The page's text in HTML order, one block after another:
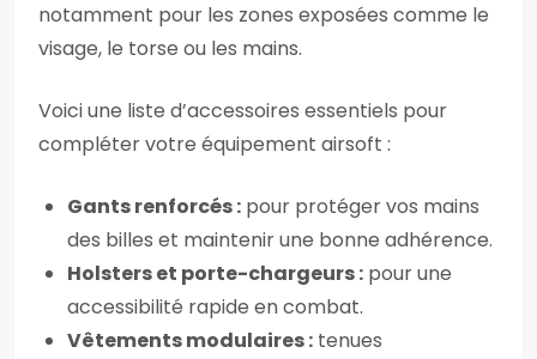
notamment pour les zones exposées comme le
visage, le torse ou les mains.
Voici une liste d’accessoires essentiels pour
compléter votre équipement airsoft :
Gants renforcés : pour protéger vos mains
des billes et maintenir une bonne adhérence.
Holsters et porte-chargeurs : pour une
accessibilité rapide en combat.
Vêtements modulaires : tenues